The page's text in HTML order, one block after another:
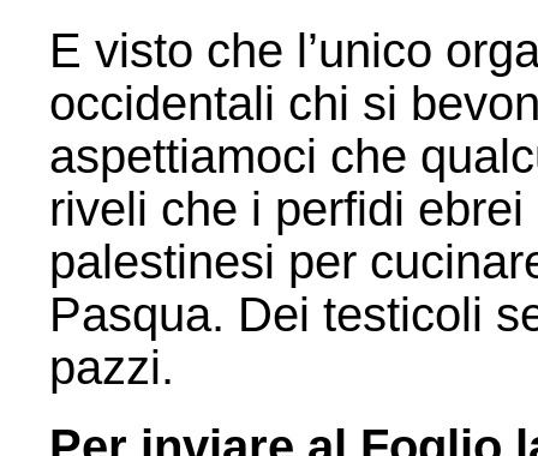
E visto che l’unico
occidentali chi si
aspettiamoci che
riveli che i perfidi
palestinesi per
Pasqua. Dei testicoli
pazzi.